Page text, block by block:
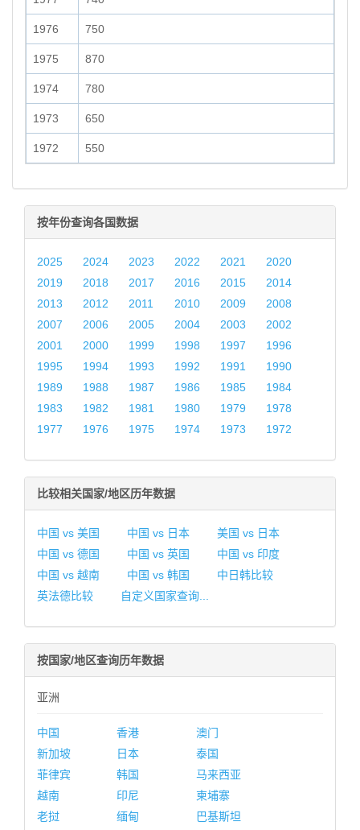
1976 750
1975 870
1974 780
1973 650
1972 550
按年份查询各国数据
2025 2024 2023 2022 2021
2020
2019
2018 2017 2016 2015
2014
2013
2012 2011 2010 2009
2008
2007
2006 2005 2004 2003
2002
2001
2000 1999 1998 1997
1996
1995
1994 1993 1992 1991
1990
1989
1988 1987 1986 1985
1984
1983
1982 1981 1980 1979
1978
1977
1976 1975 1974 1973 1972
比较相关国家/地区历年数据
中国 vs 美国 中国 vs 日本
美国 vs 日本
中国 vs 德国
中国 vs 英国
中国 vs 印度
中国 vs 越南
中国 vs 韩国
中日韩比较
英法德比较
自定义国家查询...
按国家/地区查询历年数据
亚洲
中国 香港
澳门
新加坡
日本
泰国
菲律宾
韩国
马来西亚
越南
印尼
柬埔寨
老挝
缅甸
巴基斯坦